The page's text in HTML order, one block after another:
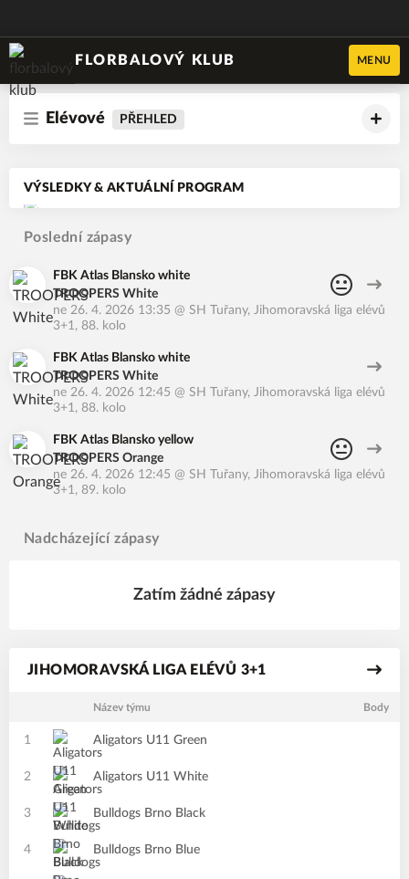
FLORBALOVÝ KLUB MENU
Elévové PŘEHLED
VÝSLEDKY & AKTUÁLNÍ PROGRAM
Poslední zápasy
FBK Atlas Blansko white
TROOPERS White
ne 26. 4. 2026 13:35 @ SH Tuřany, Jihomoravská liga elévů
3+1, 88. kolo
FBK Atlas Blansko white
TROOPERS White
ne 26. 4. 2026 12:45 @ SH Tuřany, Jihomoravská liga elévů
3+1, 88. kolo
FBK Atlas Blansko yellow
TROOPERS Orange
ne 26. 4. 2026 12:45 @ SH Tuřany, Jihomoravská liga elévů
3+1, 89. kolo
Nadcházející zápasy
Zatím žádné zápasy
JIHOMORAVSKÁ LIGA ELÉVŮ 3+1
Název týmu Body
1 Aligators U11 Green
2 Aligators U11 White
3 Bulldogs Brno Black
4 Bulldogs Brno Blue